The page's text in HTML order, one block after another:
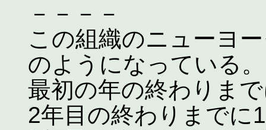
－－－－
この組織のニューヨ
のようになっている。
最初の年の終わりま
2年目の終わりまでに